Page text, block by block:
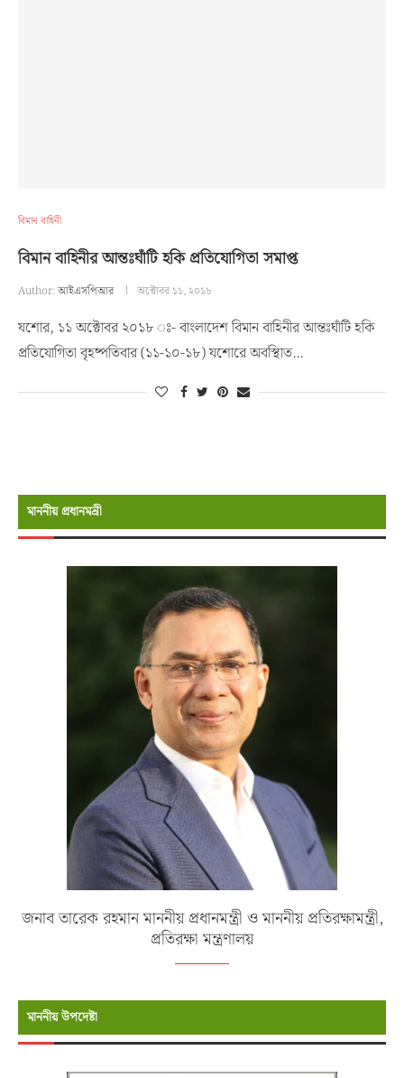
বিমান বাহিনী
বিমান বাহিনীর আন্তঃঘাঁটি হকি প্রতিযোগিতা সমাপ্ত
Author:আইএসপিআর অক্টোবর ১১, ২০১৮
যশোর, ১১ অক্টোবর ২০১৮ ঃ- বাংলাদেশ বিমান বাহিনীর আন্তঃঘাঁটি হকি
প্রতিযোগিতা বৃহষ্পতিবার (১১-১০-১৮) যশোরে অবস্থিাত…
মাননীয় প্রধানমন্রী
জনাব তারেক রহমান মাননীয় প্রধানমন্ত্রী ও মাননীয় প্রতিরক্ষামন্ত্রী,
প্রতিরক্ষা মন্ত্রণালয়
মাননীয় উপদেষ্টা